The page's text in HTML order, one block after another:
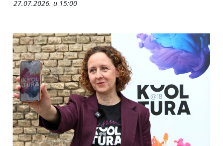
27.07.2026. u 15:00